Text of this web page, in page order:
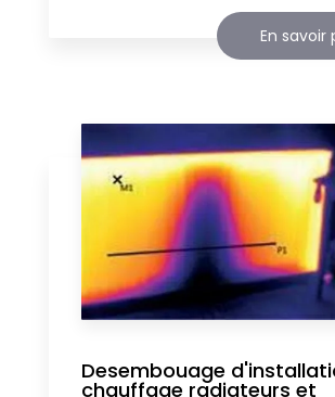
En savoir
Desembouage
chauffage radiateurs et